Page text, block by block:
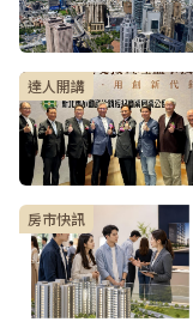
達人開講
房市快訊